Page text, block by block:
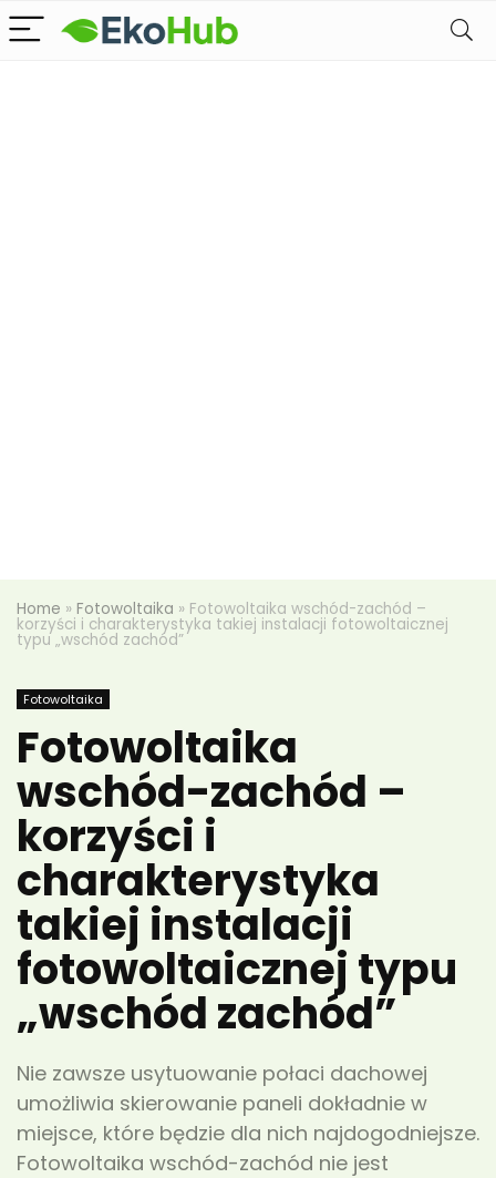
Home » Fotowoltaika » Fotowoltaika wschód-zachód –
korzyści i charakterystyka takiej instalacji fotowoltaicznej
typu „wschód zachód”
Fotowoltaika
Fotowoltaika
wschód-zachód –
korzyści i
charakterystyka
takiej instalacji
fotowoltaicznej typu
„wschód zachód”
Nie zawsze usytuowanie połaci dachowej
umożliwia skierowanie paneli dokładnie w
miejsce, które będzie dla nich najdogodniejsze.
Fotowoltaika wschód-zachód nie jest